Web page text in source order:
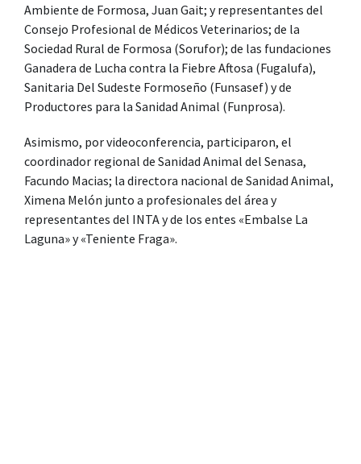
Ambiente de Formosa, Juan Gait; y representantes del
Consejo Profesional de Médicos Veterinarios; de la
Sociedad Rural de Formosa (Sorufor); de las fundaciones
Ganadera de Lucha contra la Fiebre Aftosa (Fugalufa),
Sanitaria Del Sudeste Formoseño (Funsasef) y de
Productores para la Sanidad Animal (Funprosa).
Asimismo, por videoconferencia, participaron, el
coordinador regional de Sanidad Animal del Senasa,
Facundo Macias; la directora nacional de Sanidad Animal,
Ximena Melón junto a profesionales del área y
representantes del INTA y de los entes «Embalse La
Laguna» y «Teniente Fraga».